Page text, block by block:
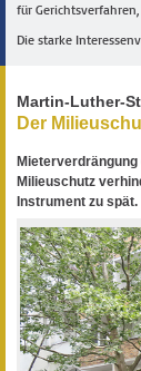
für
Die starke
Martin-Luther-
Der
Milieuschutz
Instrument zu spät.